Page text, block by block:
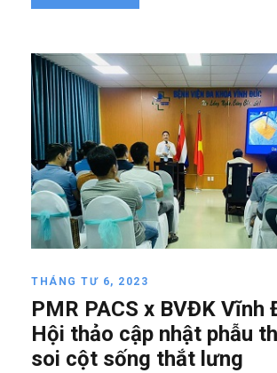
THÁNG TƯ 6, 2023
PMR PACS x BVĐK Vĩnh
Hội thảo cập nhật phẫu
soi cột sống thắt lưng